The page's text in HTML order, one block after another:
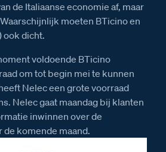
de Italiaanse economie af, maar
moeten BTicino en
ook dicht.
voldoende BTicino
om tot begin mei te kunnen
Nelec een grote voorraad
Nelec gaat maandag bij klanten
inwinnen over de
komende maand.